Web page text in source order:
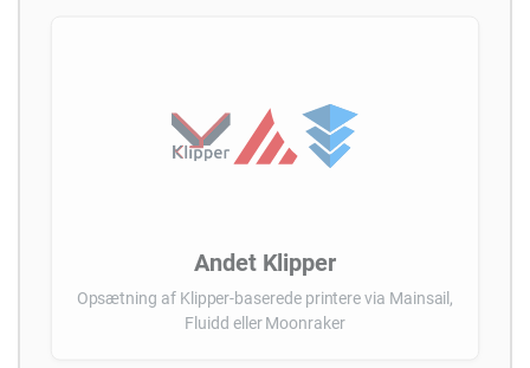
Andet Klipper
Opsætning af Klipper-baserede printere via Mainsail,
Fluidd eller Moonraker